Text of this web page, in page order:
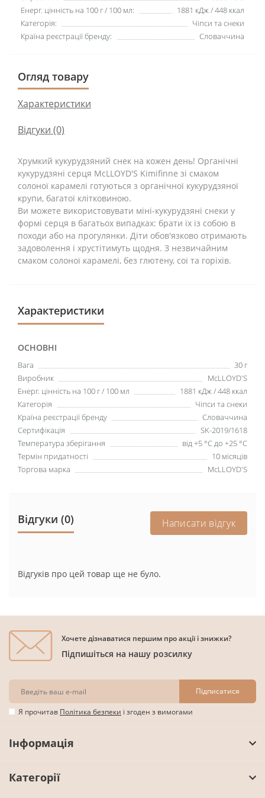
Енерг. цінність на 100 г / 100 мл:
1881 кДж / 448 ккал
Категорія:
Чіпси та снеки
Країна реєстрації бренду:
Словаччина
Огляд товару
Характеристики
Відгуки (0)
Хрумкий кукурудзяний снек на кожен день! Органічні
кукурудзяні серця McLLOYD'S Kimifinne зі смаком
солоної карамелі готуються з органічної кукурудзяної
крупи, багатої клітковиною.
Ви можете використовувати міні-кукурудзяні снеки у
формі серця в багатьох випадках: брати їх із собою в
походи або на прогулянки. Діти обов'язково отримають
задоволення і хрустітимуть щодня. З незвичайним
смаком солоної карамелі, без глютену, сої та горіхів.
Характеристики
ОСНОВНІ
Вага
30 г
Виробник
McLLOYD'S
Енерг. цінність на 100 г / 100 мл
1881 кДж / 448 ккал
Категорія
Чіпси та снеки
Країна реєстрації бренду
Словаччина
Сертифікація
SK-2019/1618
Температура зберігання
від +5 °C до +25 °C
Термін придатності
10 місяців
Торгова марка
McLLOYD'S
Відгуки (0) Написати відгук
Відгуків про цей товар ще не було.
Хочете дізнаватися першим про акції і знижки?
Підпишіться на нашу розсилку
Підписатися
Я прочитав Політика безпеки і згоден з вимогами
Інформація
Категорії